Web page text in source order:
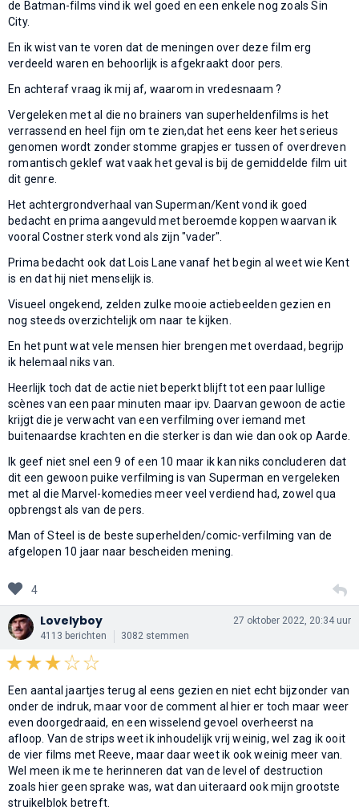
de Batman-films vind ik wel goed en een enkele nog zoals Sin
City.
En ik wist van te voren dat de meningen over deze film erg
verdeeld waren en behoorlijk is afgekraakt door pers.
En achteraf vraag ik mij af, waarom in vredesnaam ?
Vergeleken met al die no brainers van superheldenfilms is het
verrassend en heel fijn om te zien,dat het eens keer het serieus
genomen wordt zonder stomme grapjes er tussen of overdreven
romantisch geklef wat vaak het geval is bij de gemiddelde film uit
dit genre.
Het achtergrondverhaal van Superman/Kent vond ik goed
bedacht en prima aangevuld met beroemde koppen waarvan ik
vooral Costner sterk vond als zijn "vader".
Prima bedacht ook dat Lois Lane vanaf het begin al weet wie Kent
is en dat hij niet menselijk is.
Visueel ongekend, zelden zulke mooie actiebeelden gezien en
nog steeds overzichtelijk om naar te kijken.
En het punt wat vele mensen hier brengen met overdaad, begrijp
ik helemaal niks van.
Heerlijk toch dat de actie niet beperkt blijft tot een paar lullige
scènes van een paar minuten maar ipv. Daarvan gewoon de actie
krijgt die je verwacht van een verfilming over iemand met
buitenaardse krachten en die sterker is dan wie dan ook op Aarde.
Ik geef niet snel een 9 of een 10 maar ik kan niks concluderen dat
dit een gewoon puike verfilming is van Superman en vergeleken
met al die Marvel-komedies meer veel verdiend had, zowel qua
opbrengst als van de pers.
Man of Steel is de beste superhelden/comic-verfilming van de
afgelopen 10 jaar naar bescheiden mening.
4
Lovelyboy
4113 berichten 3082 stemmen
27 oktober 2022, 20:34 uur
Een aantal jaartjes terug al eens gezien en niet echt bijzonder van
onder de indruk, maar voor de comment al hier er toch maar weer
even doorgedraaid, en een wisselend gevoel overheerst na
afloop. Van de strips weet ik inhoudelijk vrij weinig, wel zag ik ooit
de vier films met Reeve, maar daar weet ik ook weinig meer van.
Wel meen ik me te herinneren dat van de level of destruction
zoals hier geen sprake was, wat dan uiteraard ook mijn grootste
struikelblok betreft.